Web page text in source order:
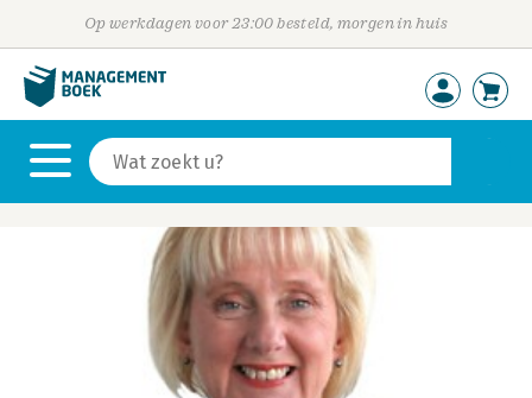
Op werkdagen voor 23:00 besteld, morgen in huis